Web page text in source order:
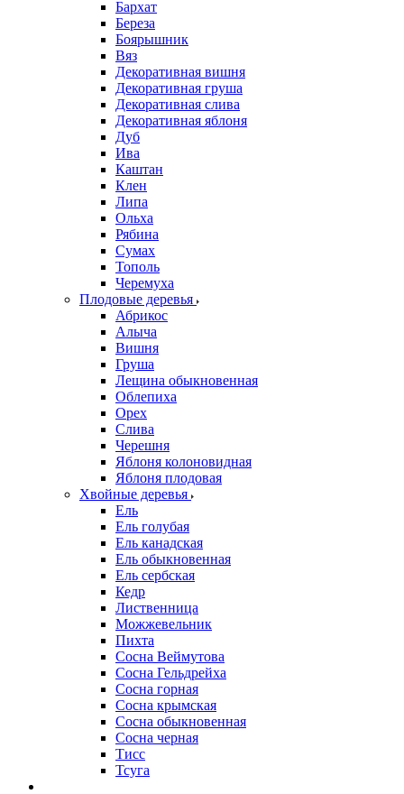
Бархат
Береза
Боярышник
Вяз
Декоративная вишня
Декоративная груша
Декоративная слива
Декоративная яблоня
Дуб
Ива
Каштан
Клен
Липа
Ольха
Рябина
Сумах
Тополь
Черемуха
Плодовые деревья
Абрикос
Алыча
Вишня
Груша
Лещина обыкновенная
Облепиха
Орех
Слива
Черешня
Яблоня колоновидная
Яблоня плодовая
Хвойные деревья
Ель
Ель голубая
Ель канадская
Ель обыкновенная
Ель сербская
Кедр
Лиственница
Можжевельник
Пихта
Сосна Веймутова
Сосна Гельдрейха
Сосна горная
Сосна крымская
Сосна обыкновенная
Сосна черная
Тисс
Тсуга